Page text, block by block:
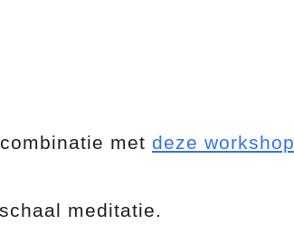
met deze workshop
meditatie.